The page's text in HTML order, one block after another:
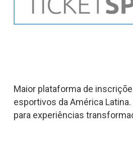
Maior plataforma de
esportivos da América
para experiências